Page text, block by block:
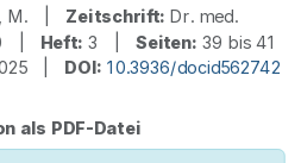
M. | Zeitschrift: Dr. med.
| Heft: 3 | Seiten: 39 bis 41
| DOI: 10.3936/docid562742
als PDF-Datei